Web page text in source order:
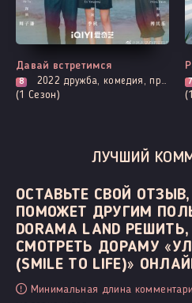
Все серии
Давай встретимся
8 2022 дружба, комедия, про молодость и любовь, романтика, про школу и школьников
(1 Сезон)
ЛУЧШИЙ
ОСТАВЬТЕ СВОЙ
ПОМОЖЕТ ДРУГИМ
DORAMA LAND
СМОТРЕТЬ ДОРАМУ
(SMILE TO LIFE)»
Минимальная длина